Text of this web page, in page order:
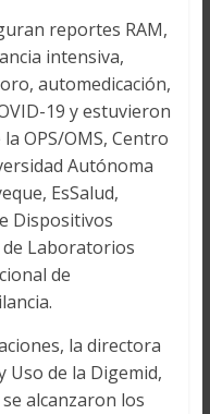
reportes RAM,
intensiva,
automedicación,
19 y estuvieron
OPS/OMS, Centro
Autónoma
EsSalud,
Dispositivos
de Laboratorios
de
la directora
Uso de la Digemid,
alcanzaron los